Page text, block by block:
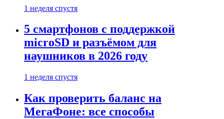
1 неделя спустя
5 смартфонов с поддержкой
microSD и разъёмом для
наушников в 2026 году
1 неделя спустя
Как проверить баланс на
МегаФоне: все способы